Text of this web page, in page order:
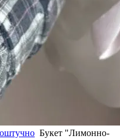
Букет "Лимонно-